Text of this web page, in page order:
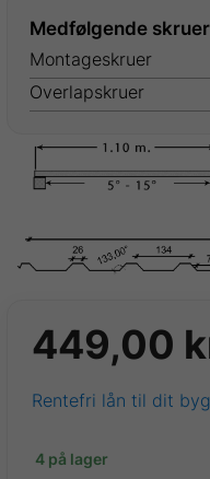
449,00
Rentefri lån til dit
4 på lager
Medfølgende
Montageskruer
Overlapskruer